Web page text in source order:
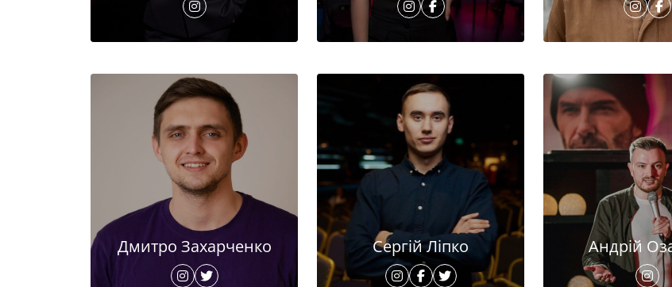
Дмитро Захарченко Сергій Ліпко Андрій